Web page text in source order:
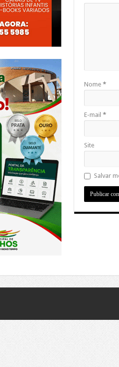
Nome *
E-mail *
Site
Salvar